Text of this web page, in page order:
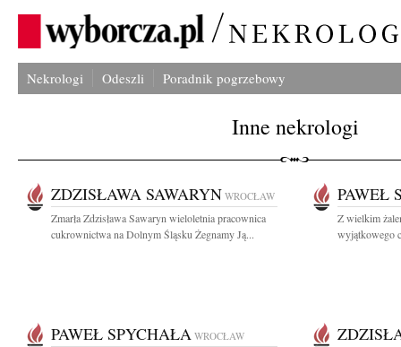
Nekrologi Odeszli Poradnik pogrzebowy
Inne nekrologi
ZDZISŁAWA SAWARYN WROCŁAW
Zmarła Zdzisława Sawaryn wieloletnia pracownica
cukrownictwa na Dolnym Śląsku Żegnamy Ją...
PAWEŁ
Z wielkim
wyjątkowego
PAWEŁ SPYCHAŁA WROCŁAW